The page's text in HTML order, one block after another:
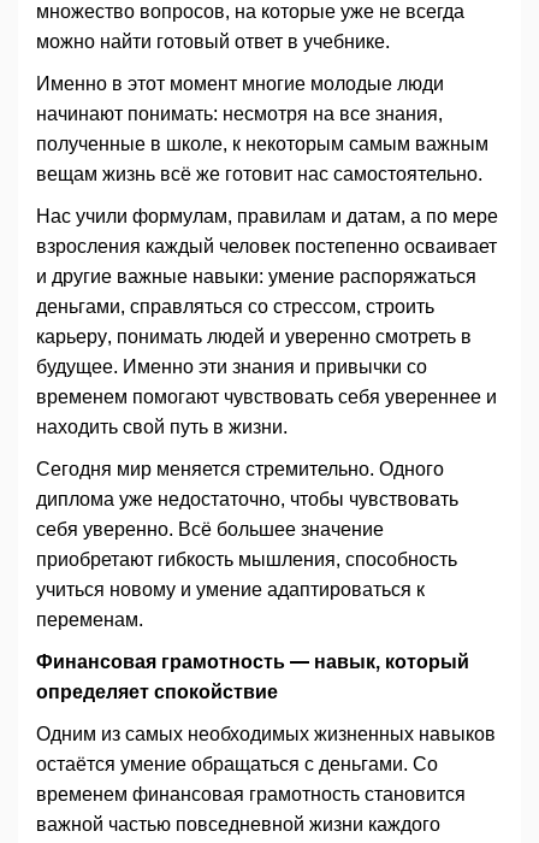
множество вопросов, на которые уже не всегда
можно найти готовый ответ в учебнике.
Именно в этот момент многие молодые люди
начинают понимать: несмотря на все знания,
полученные в школе, к некоторым самым важным
вещам жизнь всё же готовит нас самостоятельно.
Нас учили формулам, правилам и датам, а по мере
взросления каждый человек постепенно осваивает
и другие важные навыки: умение распоряжаться
деньгами, справляться со стрессом, строить
карьеру, понимать людей и уверенно смотреть в
будущее. Именно эти знания и привычки со
временем помогают чувствовать себя увереннее и
находить свой путь в жизни.
Сегодня мир меняется стремительно. Одного
диплома уже недостаточно, чтобы чувствовать
себя уверенно. Всё большее значение
приобретают гибкость мышления, способность
учиться новому и умение адаптироваться к
переменам.
Финансовая грамотность — навык, который
определяет спокойствие
Одним из самых необходимых жизненных навыков
остаётся умение обращаться с деньгами. Со
временем финансовая грамотность становится
важной частью повседневной жизни каждого